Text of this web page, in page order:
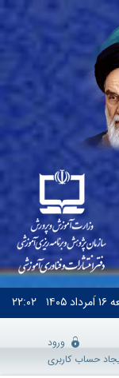
۱۶ اَمرداد ۱۴۰۵ ۲۲:۰۲
ورود
حساب کاربری